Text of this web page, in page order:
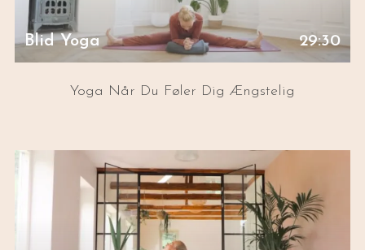
Blid Yoga 29:30
Yoga Når Du Føler Dig Ængstelig